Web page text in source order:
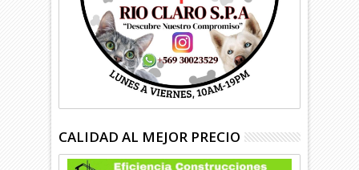
CALIDAD AL MEJOR PRECIO